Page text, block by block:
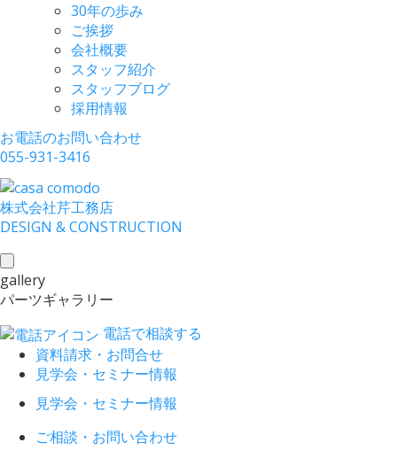
30年の歩み
ご挨拶
会社概要
スタッフ紹介
スタッフブログ
採用情報
お電話のお問い合わせ
055-931-3416
株式会社芹工務店
DESIGN &CONSTRUCTION
toggle
navigation
gallery
パーツギャラリー
電話で相談する
資料請求・お問合せ
見学会・セミナー情報
見学会・セミナー情報
ご相談・お問い合わせ